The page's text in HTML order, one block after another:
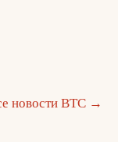
новости BTC →